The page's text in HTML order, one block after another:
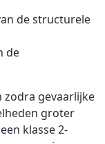
de structurele
de
gevaarlijke
groter
klasse 2-